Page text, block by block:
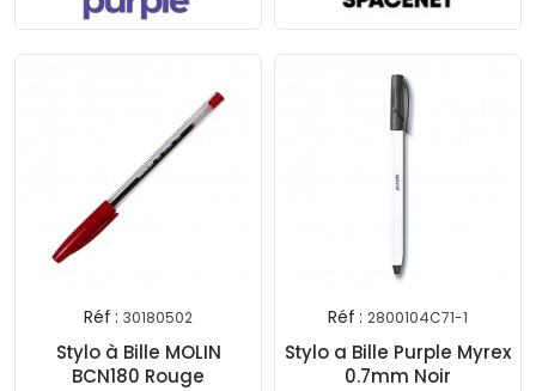
Réf : 30180502
Stylo à Bille MOLIN
BCN180 Rouge
Réf : 2800104C71-1
Stylo a Bille Purple Myrex
0.7mm Noir